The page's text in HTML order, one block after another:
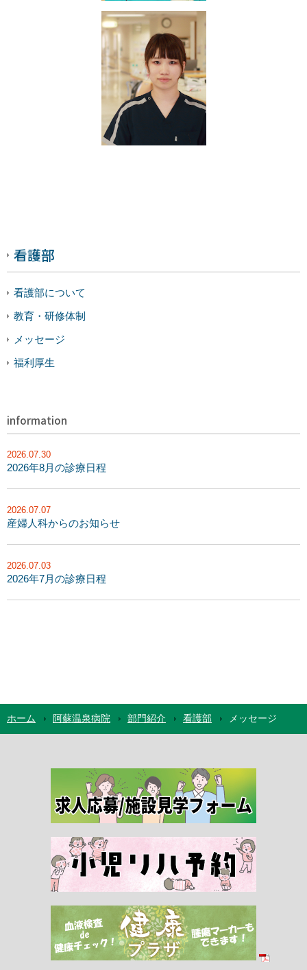
看護部
看護部について
教育・研修体制
メッセージ
福利厚生
information
2026.07.30
2026年8月の診療日程
2026.07.07
産婦人科からのお知らせ
2026.07.03
2026年7月の診療日程
ホーム 阿蘇温泉病院 部門紹介 看護部 メッセージ